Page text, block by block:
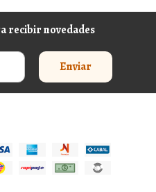
recibir novedades
Enviar